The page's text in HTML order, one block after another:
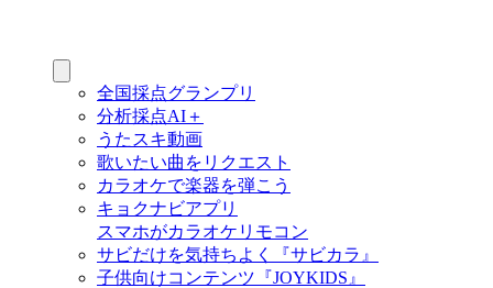
全国採点グランプリ
分析採点AI＋
うたスキ動画
歌いたい曲をリクエスト
カラオケで楽器を弾こう
キョクナビアプリ
スマホがカラオケリモコン
サビだけを気持ちよく『サビカラ』
子供向けコンテンツ『JOYKIDS』